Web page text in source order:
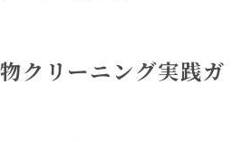
クリーニング実践ガ